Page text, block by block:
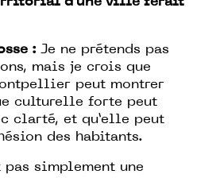
: Je ne prétends pas
mais je crois que
peut montrer
culturelle forte peut
clarté, et qu’elle peut
des habitants.
pas simplement une